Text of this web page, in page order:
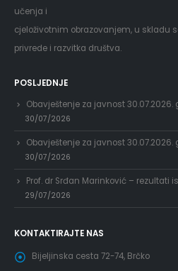
učenja i
cjeloživotnim obrazovanjem, u skladu
privrede i razvitka društva.
POSLJEDNJE
Obavještenje za javnost 30.07.2026.
30/07/2026
Obavještenje za javnost 30.07.2026.
30/07/2026
Prof. dr Srđan Marinković – rezultati
29/07/2026
KONTAKTIRAJTE NAS
Bijeljinska cesta 72-74, Brčko